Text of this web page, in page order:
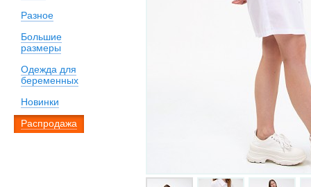
Разное
Большие
размеры
Одежда для
беременных
Новинки
Распродажа